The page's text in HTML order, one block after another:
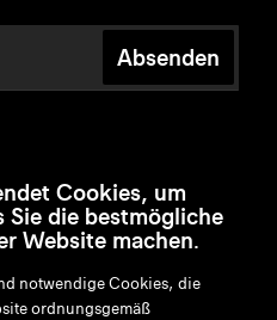
Absenden
Cookies, um
Sie die bestmögliche
Website machen.
notwendige Cookies, die
ordnungsgemäß